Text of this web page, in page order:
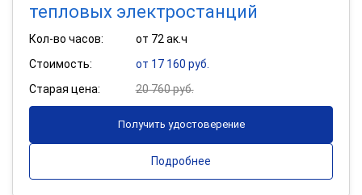
тепловых электростанций
Кол-во часов:
от 72 ак.ч
Стоимость:
от 17 160 руб.
Старая цена:
20 760 руб.
Получить удостоверение
Подробнее